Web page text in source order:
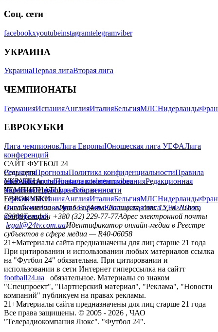
Соц. сети
facebookxyoutubeinstagramtelegramviber
УКРАИНА
УкраинаПервая лигаВторая лига
ЧЕМПИОНАТЫ
ГерманияИспанияАнглияИталияБельгияМЛСНидерланды
ЕВРОКУБКИ
Лига чемпионовЛига ЕвропыЮношеская лига УЕФАЛига
конференций
САЙТ ФУТБОЛ 24
РедакцияПрогнозыПолитика конфиденциальностиПравила
сайтуКонтактыПравила комментированияРедакционная
политикаСтруктура собственности
Соц. сети
facebookxyoutubeinstagramtelegramviber
УКРАИНА
УкраинаПервая лигаВторая лига
ЧЕМПИОНАТЫ
ГерманияИспанияАнглияИталияБельгияМЛСНидерланды
ЕВРОКУБКИ
Лига чемпионовЛига ЕвропыЮношеская лига УЕФАЛига
конференций
Онлайн-медиа «Футбол 24»пл. Галицкая, дом. 15, м. Львов,
79008Телефон +380 (32) 229-77-77Адрес электронной почты
legal@24tv.com.uaИдентификатор онлайн-медиа в Реестре
субъектов в сфере медиа — R40-06058
21+Материалы сайта предназначены для лиц старше 21 года
При цитировании и использовании любых материалов ссылка
на "Футбол 24" обязательна. При цитировании и
использовании в сети Интернет гиперссылка на сайтт
football24.ua
обязательное. Материалы со знаком
"Спецпроект", "Партнерский материал", "Реклама", "Новости
компаний" публикуем на правах рекламы.
21+Материалы сайта предназначены для лиц старше 21 года
Все права защищены. © 2005 - 2026 , ЧАО
"Телерадиокомпания Люкс". "Футбол 24".